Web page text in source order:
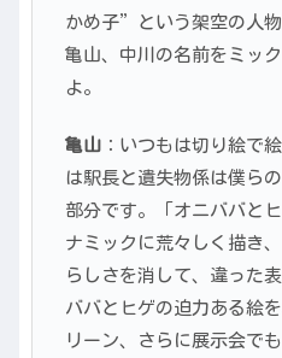
かめ子”という架空の人物
亀山、中川の名前をミッ
よ。
亀山 ：いつもは切り絵で
は駅長と遺失物係は僕ら
部分です。「オニババと
ナミックに荒々しく描き
らしさを消して、違った
ババとヒゲの迫力ある絵
リーン、さらに展示会で